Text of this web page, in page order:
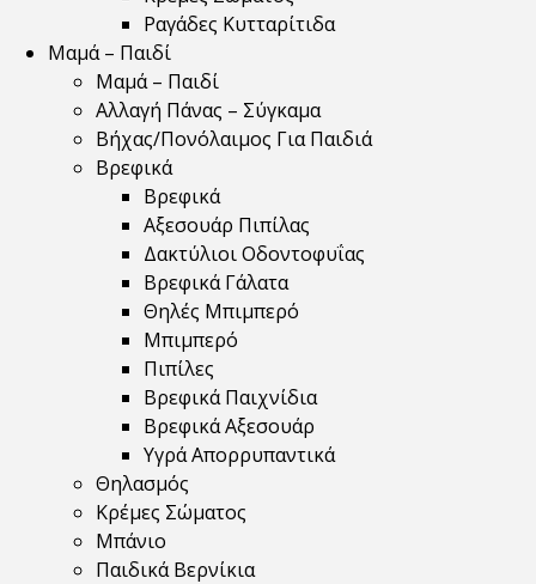
Ραγάδες Κυτταρίτιδα
Μαμά – Παιδί
Μαμά – Παιδί
Αλλαγή Πάνας – Σύγκαμα
Βήχας/Πονόλαιμος Για Παιδιά
Βρεφικά
Βρεφικά
Αξεσουάρ Πιπίλας
Δακτύλιοι Οδοντοφυΐας
Βρεφικά Γάλατα
Θηλές Μπιμπερό
Μπιμπερό
Πιπίλες
Βρεφικά Παιχνίδια
Βρεφικά Αξεσουάρ
Υγρά Απορρυπαντικά
Θηλασμός
Κρέμες Σώματος
Μπάνιο
Παιδικά Βερνίκια